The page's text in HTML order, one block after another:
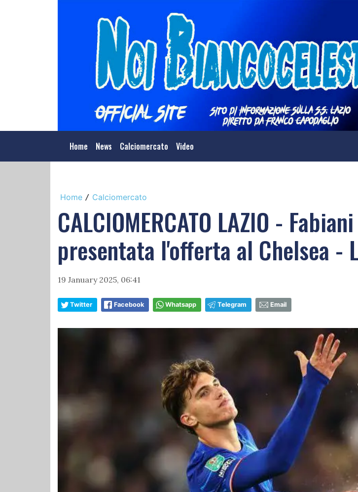
Home News Calciomercato Video
Home / Calciomercato
CALCIOMERCATO LAZIO -
presentata l'offerta al Chelsea -
19 January 2025, 06:41
Twitter Facebook Whatsapp Telegram Email